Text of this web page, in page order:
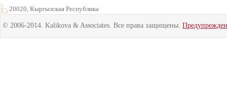
720020, Кыргызская Республика
© 2006-2014. Kalikova & Associates. Все права защищены.